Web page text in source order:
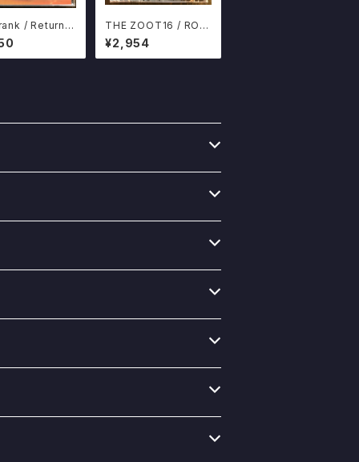
/ Returnin
THE ZOOT16 / ROO
TS16 渡辺俊美 ミドリ
ノマル ズート16 CD
¥2,954